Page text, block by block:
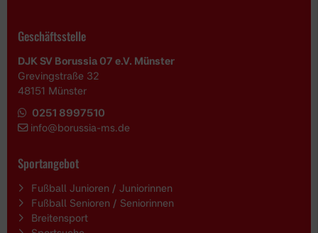
Geschäftsstelle
DJK SV Borussia 07 e.V. Münster
Grevingstraße 32
48151 Münster
0251 8997510
info@borussia-ms.de
Sportangebot
Fußball Junioren / Juniorinnen
Fußball Senioren / Seniorinnen
Breitensport